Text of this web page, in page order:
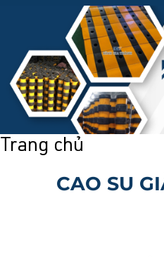
Trang chủ
CAO SU